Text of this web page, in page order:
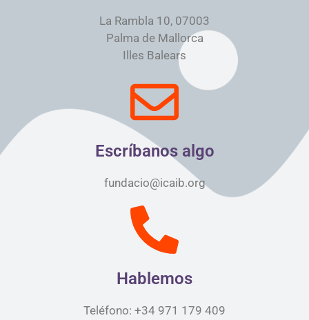
La Rambla 10, 07003
Palma de Mallorca
Illes Balears
Escríbanos algo
fundacio@icaib.org
Hablemos
Teléfono: +34 971 179 409